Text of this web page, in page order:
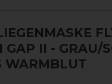
GAP II - GRAU/
WARMBLUT